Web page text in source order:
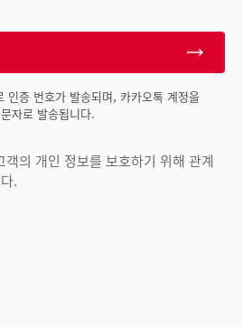
인증 번호가 발송되며, 카카오톡 계정을
자로 발송됩니다.
의 개인 정보를 보호하기 위해 관계
.